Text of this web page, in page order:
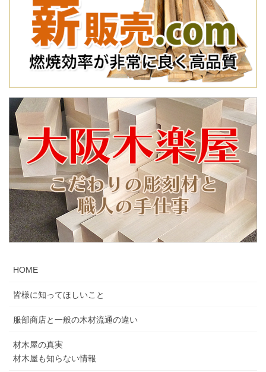
HOME
皆様に知ってほしいこと
服部商店と一般の木材流通の違い
材木屋の真実
材木屋も知らない情報